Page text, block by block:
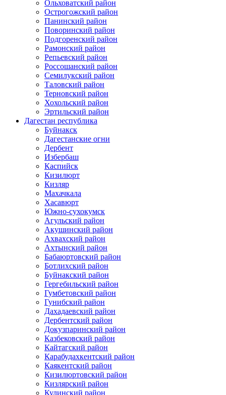
Ольховатский район
Острогожский район
Панинский район
Поворинский район
Подгоренский район
Рамонский район
Репьевский район
Россошанский район
Семилукский район
Таловский район
Терновский район
Хохольский район
Эртильский район
Дагестан республика
Буйнакск
Дагестанские огни
Дербент
Избербаш
Каспийск
Кизилюрт
Кизляр
Махачкала
Хасавюрт
Южно-сухокумск
Агульский район
Акушинский район
Ахвахский район
Ахтынский район
Бабаюртовский район
Ботлихский район
Буйнакский район
Гергебильский район
Гумбетовский район
Гунибский район
Дахадаевский район
Дербентский район
Докузпаринский район
Казбековский район
Кайтагский район
Карабудахкентский район
Каякентский район
Кизилюртовский район
Кизлярский район
Кулинский район